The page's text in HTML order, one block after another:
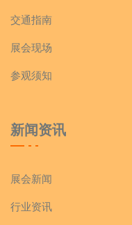
交通指南
展会现场
参观须知
新闻资讯
展会新闻
行业资讯